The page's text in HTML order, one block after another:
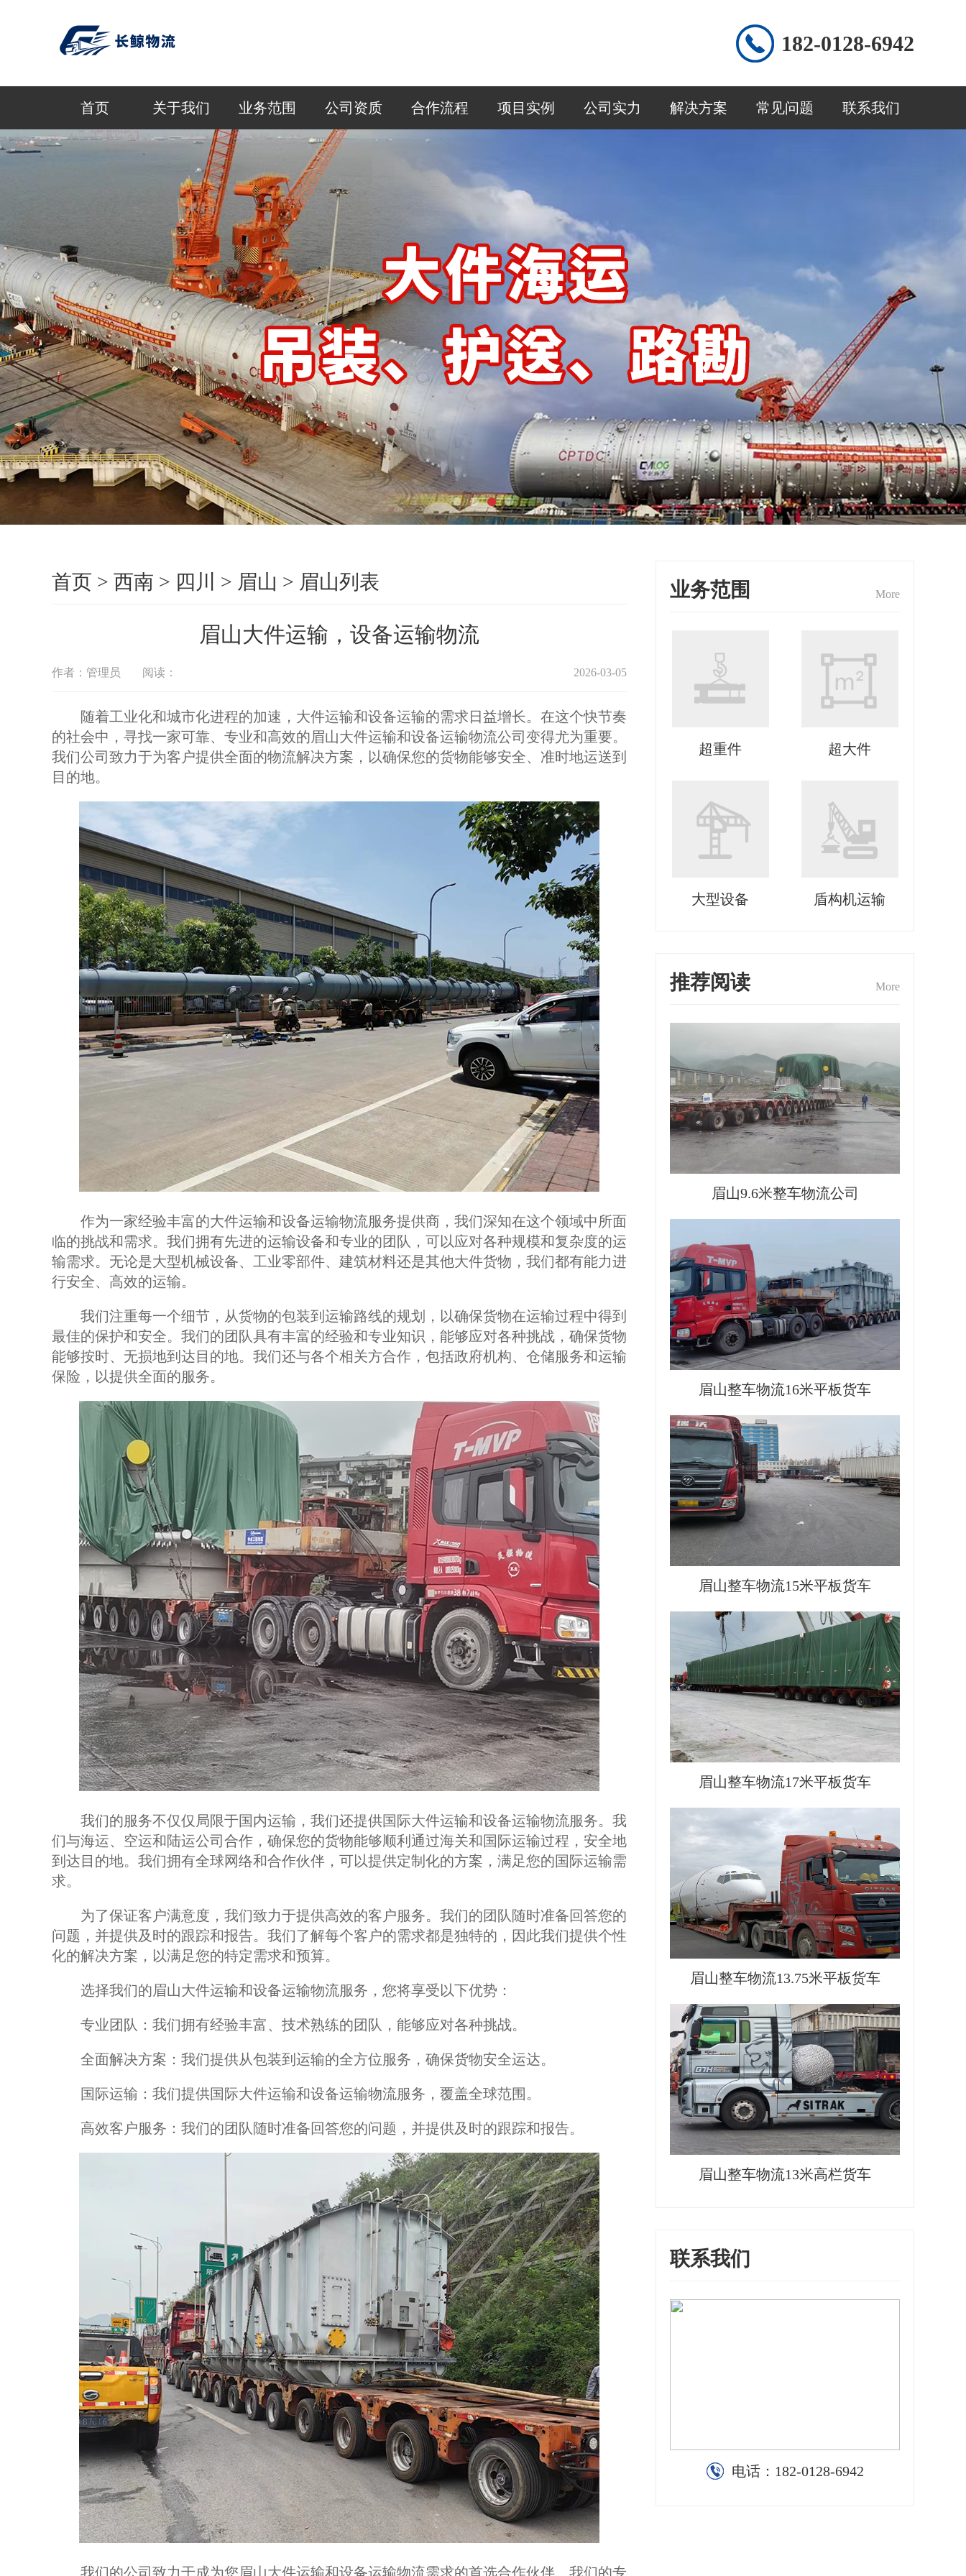
182-0128-6942
首页 关于我们 业务范围 公司资质 合作流程 项目实例 公司实力 解决方案 常见问题 联系我们
首页 > 西南 > 四川 > 眉山 > 眉山列表
眉山大件运输，设备运输物流
作者：管理员 阅读： 2026-03-05
随着工业化和城市化进程的加速，大件运输和设备运输的需求日益增长。在这个快节奏
的社会中，寻找一家可靠、专业和高效的眉山大件运输和设备运输物流公司变得尤为重要。
我们公司致力于为客户提供全面的物流解决方案，以确保您的货物能够安全、准时地运送到
目的地。
作为一家经验丰富的大件运输和设备运输物流服务提供商，我们深知在这个领域中所面
临的挑战和需求。我们拥有先进的运输设备和专业的团队，可以应对各种规模和复杂度的运
输需求。无论是大型机械设备、工业零部件、建筑材料还是其他大件货物，我们都有能力进
行安全、高效的运输。
我们注重每一个细节，从货物的包装到运输路线的规划，以确保货物在运输过程中得到
最佳的保护和安全。我们的团队具有丰富的经验和专业知识，能够应对各种挑战，确保货物
能够按时、无损地到达目的地。我们还与各个相关方合作，包括政府机构、仓储服务和运输
保险，以提供全面的服务。
我们的服务不仅仅局限于国内运输，我们还提供国际大件运输和设备运输物流服务。我
们与海运、空运和陆运公司合作，确保您的货物能够顺利通过海关和国际运输过程，安全地
到达目的地。我们拥有全球网络和合作伙伴，可以提供定制化的方案，满足您的国际运输需
求。
为了保证客户满意度，我们致力于提供高效的客户服务。我们的团队随时准备回答您的
问题，并提供及时的跟踪和报告。我们了解每个客户的需求都是独特的，因此我们提供个性
化的解决方案，以满足您的特定需求和预算。
选择我们的眉山大件运输和设备运输物流服务，您将享受以下优势：
专业团队：我们拥有经验丰富、技术熟练的团队，能够应对各种挑战。
全面解决方案：我们提供从包装到运输的全方位服务，确保货物安全运达。
国际运输：我们提供国际大件运输和设备运输物流服务，覆盖全球范围。
高效客户服务：我们的团队随时准备回答您的问题，并提供及时的跟踪和报告。
我们的公司致力于成为您眉山大件运输和设备运输物流需求的首选合作伙伴。我们的专
业务范围 More
超重件 超大件
大型设备 盾构机运输
推荐阅读 More
眉山9.6米整车物流公司
眉山整车物流16米平板货车
眉山整车物流15米平板货车
眉山整车物流17米平板货车
眉山整车物流13.75米平板货车
眉山整车物流13米高栏货车
联系我们
电话： 182-0128-6942